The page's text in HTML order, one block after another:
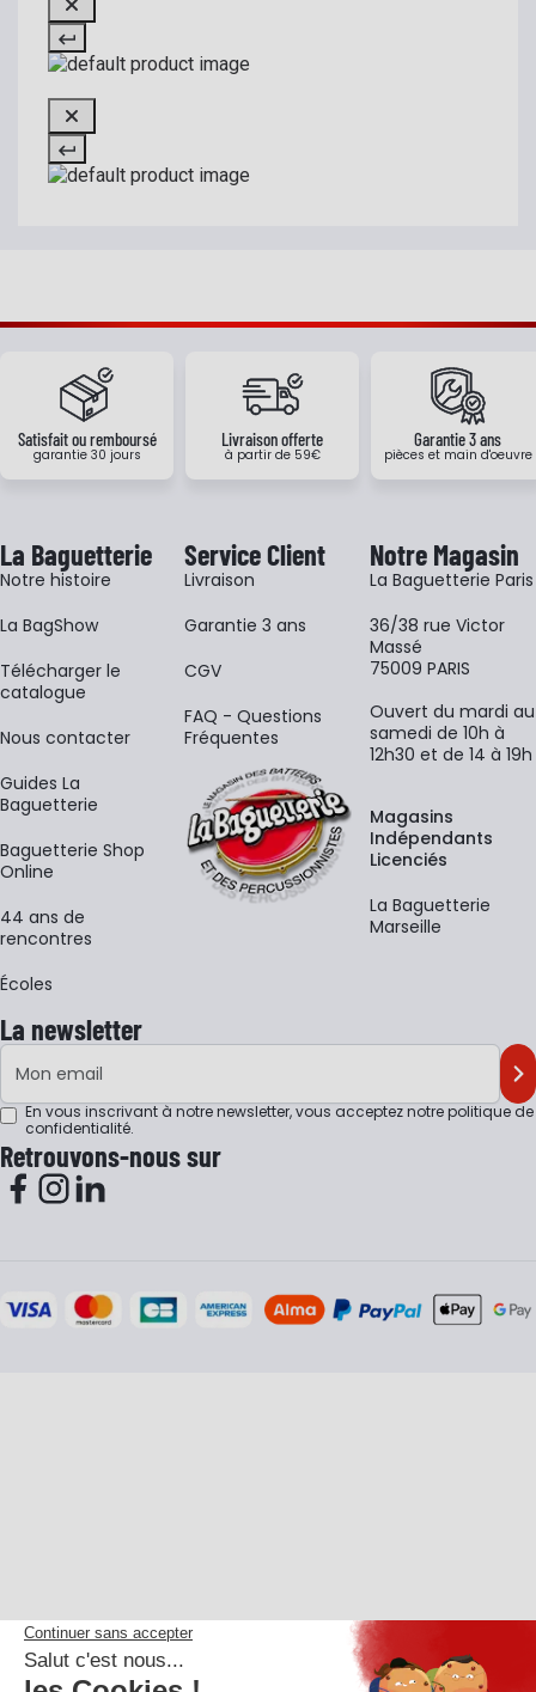
Satisfait ou remboursé
garantie 30 jours
Livraison offerte
à partir de 59€
Garantie 3 ans
pièces et main d'oeuvre
La Baguetterie
Notre histoire
La BagShow
​Télécharger le
catalogue
Nous contacter
Guides La
Baguetterie
Baguetterie Shop
Online
44 ans de
rencontres
Écoles
Service Client
Livraison
Garantie 3 ans
CGV
FAQ - Questions
Fréquentes
Notre Magasin
La Baguetterie Paris
36/38 rue Victor
Massé
75009 PARIS
Ouvert du mardi au
samedi de 10h à
12h30 et de 14 à 19h
Magasins
Indépendants
Licenciés
La Baguetterie
Marseille
La newsletter
Adresse e-mail
En vous inscrivant à notre newsletter, vous acceptez notrepolitique de
confidentialité.
Retrouvons-nous sur